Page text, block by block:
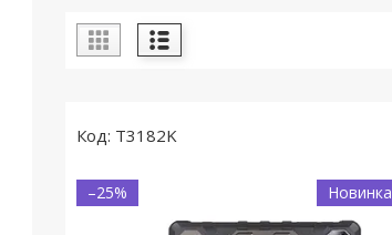
T3182K
Новинка
–25%